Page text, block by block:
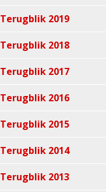
Terugblik 2019
Terugblik 2018
Terugblik 2017
Terugblik 2016
Terugblik 2015
Terugblik 2014
Terugblik 2013